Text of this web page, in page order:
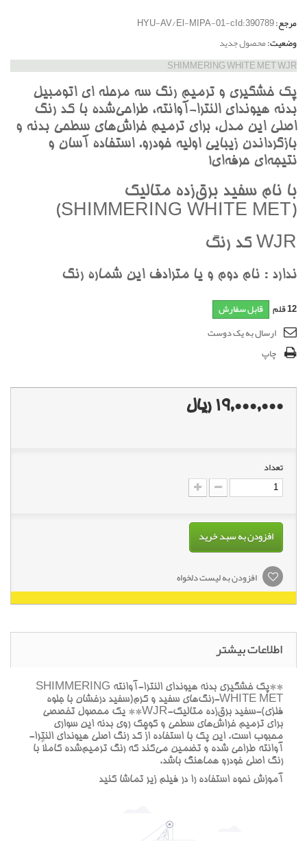
مرجع:HYU-AV/El-MIPA-01-cId:390789
وضعیت:محصول جدید
SHIMMERING WHITE MET WJR
پک خشگيري و ترميم رنگ سه مرحله اي اتومبيل
بدنه هيونداي النترا-آوانته، طراحي‌شده با کد رنگ
اصلي اين مدل، براي ترميم خراش‌هاي سطحي بدنه و
بازگرداندن زيبايي اوليه خودرو. استفاده آسان و
نتيجه‌اي حرفه‌اي!
با نام سفيد برق‌زده متاليک
(SHIMMERING WHITE MET)
WJR کد رنگ
ندارد : نام دوم و يا مترادف اين شماره رنگ
12قلم قابل سفارش
ارسال به یک دوست
چاپ
19,000,000 ریال
تعداد
افزودن به سبد خرید
افزودن به لیست دلخواه
اطلاعات بیشتر
**پک خشگيري بدنه هيونداي النترا-آوانته SHIMMERING
WHITE MET-رنگ‌هاي سفيد و کرم(سفيد درخشان با جلوه
فلزي)-سفيد برق‌زده متاليک-WJR** يک محصول تخصصي
براي ترميم خراش‌هاي سطحي و کوچک روي بدنه اين سواري
محبوب است. اين پک با استفاده از کد رنگ اصلي هيونداي النترا-
آوانته طراحي شده و تضمين مي‌کند که رنگ ترميم‌شده کاملاً با
رنگ اصلي خودرو هماهنگ باشد.
آموزش نحوه استفاده را در فيلم زير تماشا کنيد